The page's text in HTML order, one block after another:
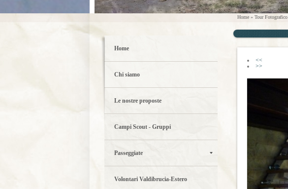
Home » Tour Fotografico
<<
>>
Home
Chi siamo
Le nostre proposte
Campi Scout - Gruppi
Passeggiate
Volontari Valdibrucia-Estero